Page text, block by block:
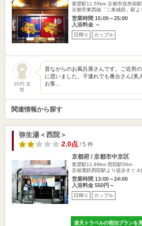
黄檗駅11.55km 京都市役所前
京都市東西線「二条城前」駅
営業時間 15:00～25:00
入浴料金 ～
日帰り カップル
20代 女
性
昔ながらのお風呂屋さんです。ご近所
に思いました。子連れでも番台さん(
お客…
関連情報から探す
弥生湯＜西院＞
2.0点/ 5 件
京都府 / 京都市中京区
黄檗駅11.89km 西院駅56m
京福電鉄西院駅より徒歩すぐ,4
営業時間 13:00～24:00
入浴料金 550円～
日帰り カップル
楽天トラベルの宿泊プランを